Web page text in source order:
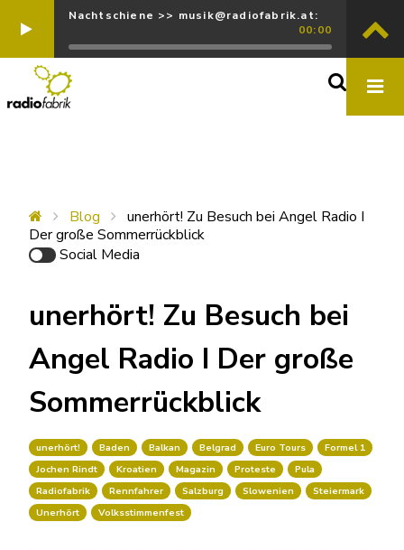
Nachtschiene >> musik@radiofabrik.at:
00:00
Blog
unerhört! Zu Besuch bei Angel Radio I
Der große Sommerrückblick
Social Media
unerhört! Zu Besuch bei
Angel Radio I Der große
Sommerrückblick
unerhört! Baden Balkan Belgrad Euro Tours
Formel 1
Jochen Rindt
Kroatien Magazin Proteste
Pula
Radiofabrik
Rennfahrer Salzburg Slowenien
Steiermark
Unerhört
Volksstimmenfest